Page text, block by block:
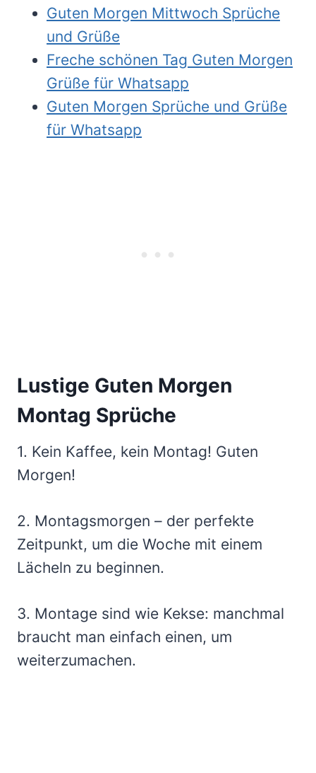
Guten Morgen Mittwoch Sprüche
und Grüße
Freche schönen Tag Guten Morgen
Grüße für Whatsapp
Guten Morgen Sprüche und Grüße
für Whatsapp
Lustige Guten Morgen
Montag Sprüche
1. Kein Kaffee, kein Montag! Guten
Morgen!
2. Montagsmorgen – der perfekte
Zeitpunkt, um die Woche mit einem
Lächeln zu beginnen.
3. Montage sind wie Kekse: manchmal
braucht man einfach einen, um
weiterzumachen.